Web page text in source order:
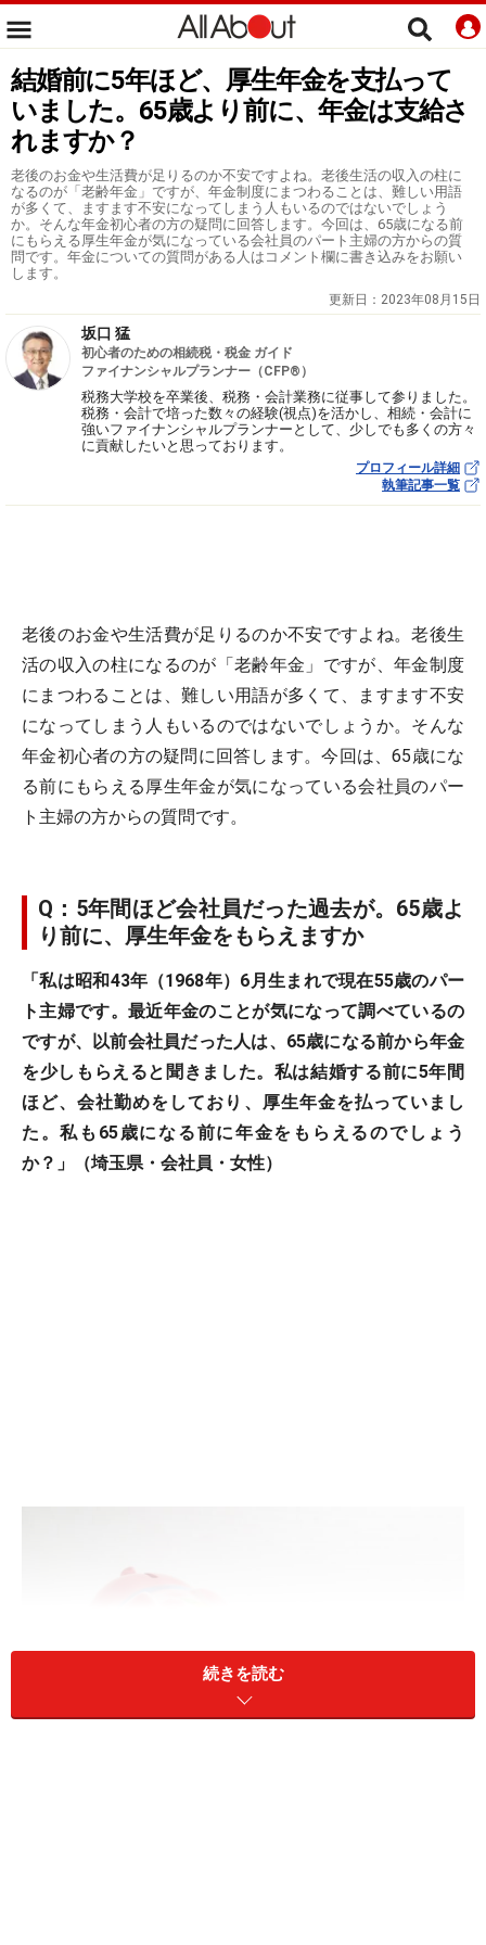
結婚前に5年ほど、厚生年金を支払って
いました。65歳より前に、年金は支給さ
れますか？
老後のお金や生活費が足りるのか不安ですよね。老後生活の収入の柱に
なるのが「老齢年金」ですが、年金制度にまつわることは、難しい用語
が多くて、ますます不安になってしまう人もいるのではないでしょう
か。そんな年金初心者の方の疑問に回答します。今回は、65歳になる前
にもらえる厚生年金が気になっている会社員のパート主婦の方からの質
問です。年金についての質問がある人はコメント欄に書き込みをお願い
します。
更新日： 2023年08月15日
坂口 猛
初心者のための相続税・税金 ガイド
ファイナンシャルプランナー（CFP®）
税務大学校を卒業後、税務・会計業務に従事して参りました。
税務・会計で培った数々の経験(視点)を活かし、相続・会計に
強いファイナンシャルプランナーとして、少しでも多くの方々
に貢献したいと思っております。
プロフィール詳細
執筆記事一覧
老後のお金や生活費が足りるのか不安ですよね。老後生
活の収入の柱になるのが「老齢年金」ですが、年金制度
にまつわることは、難しい用語が多くて、ますます不安
になってしまう人もいるのではないでしょうか。そんな
年金初心者の方の疑問に回答します。今回は、65歳にな
る前にもらえる厚生年金が気になっている会社員のパー
ト主婦の方からの質問です。
Q：5年間ほど会社員だった過去が。65歳よ
り前に、厚生年金をもらえますか
「私は昭和43年（1968年）6月生まれで現在55歳のパー
ト主婦です。最近年金のことが気になって調べているの
ですが、以前会社員だった人は、65歳になる前から年金
を少しもらえると聞きました。私は結婚する前に5年間
ほど、会社勤めをしており、厚生年金を払っていまし
た。私も65歳になる前に年金をもらえるのでしょう
か？」（埼玉県・会社員・女性）
続きを読む